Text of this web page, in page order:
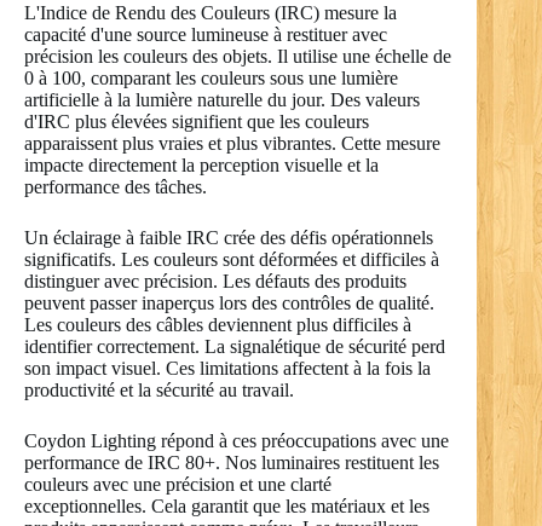
L'Indice de Rendu des Couleurs (IRC) mesure la
capacité d'une source lumineuse à restituer avec
précision les couleurs des objets. Il utilise une échelle de
0 à 100, comparant les couleurs sous une lumière
artificielle à la lumière naturelle du jour. Des valeurs
d'IRC plus élevées signifient que les couleurs
apparaissent plus vraies et plus vibrantes. Cette mesure
impacte directement la perception visuelle et la
performance des tâches.
Un éclairage à faible IRC crée des défis opérationnels
significatifs. Les couleurs sont déformées et difficiles à
distinguer avec précision. Les défauts des produits
peuvent passer inaperçus lors des contrôles de qualité.
Les couleurs des câbles deviennent plus difficiles à
identifier correctement. La signalétique de sécurité perd
son impact visuel. Ces limitations affectent à la fois la
productivité et la sécurité au travail.
Coydon Lighting répond à ces préoccupations avec une
performance de IRC 80+. Nos luminaires restituent les
couleurs avec une précision et une clarté
exceptionnelles. Cela garantit que les matériaux et les